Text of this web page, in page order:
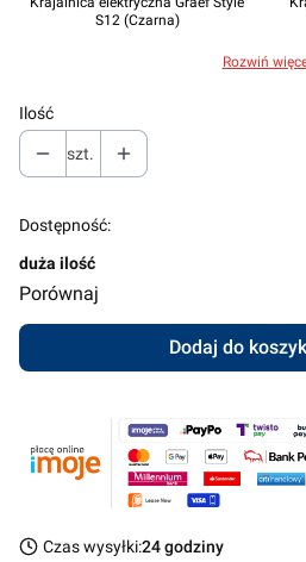
S12 (Czarna)
Rozwiń
Ilość
szt.
Dostępność:
duża ilość
Porównaj
Dodaj do
Czas wysyłki:24 godziny